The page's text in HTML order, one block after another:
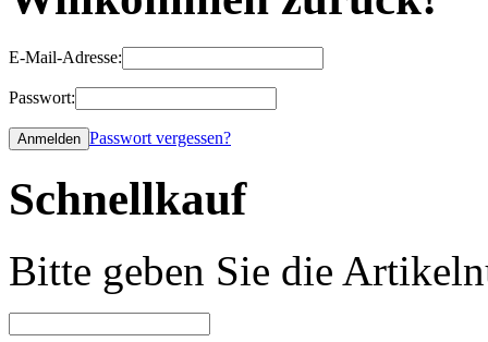
E-Mail-Adresse:
Passwort:
Passwort vergessen?
Schnellkauf
Bitte geben Sie die